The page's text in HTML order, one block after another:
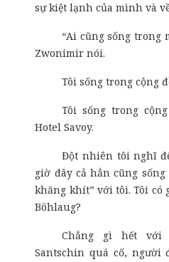
sự kiệt lạnh của mình và
“Ai cũng sống trong
Zwonimir nói.
Tôi sống trong cộng
Tôi sống trong
Hotel Savoy.
Đột nhiên tôi nghĩ
giờ đây cả hẳn cũng
khăng khít” với tôi. Tôi có
Böhlaug?
Chẳng gì hết với
Santschin quá cố, người